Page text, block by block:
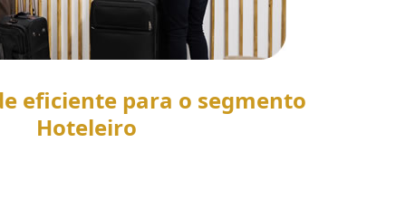
eficiente para o segmento
Hoteleiro